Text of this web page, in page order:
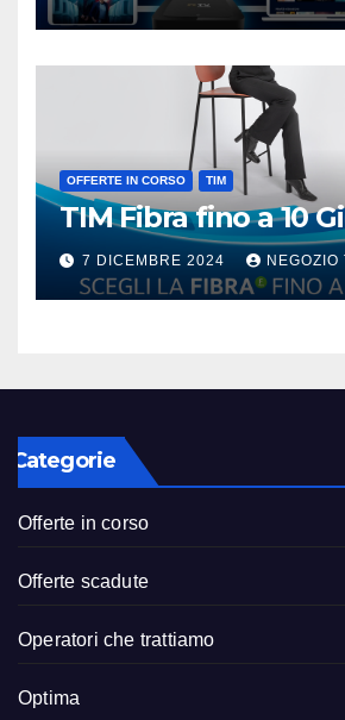
OFFERTE IN CORSO TIM
TIM Fibra fino a 10
7 DICEMBRE 2024 NEGOZIO
Categorie
Offerte in corso
Offerte scadute
Operatori che trattiamo
Optima